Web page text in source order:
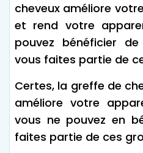
cheveux améliore
et rend votre
pouvez bénéficier
vous faites partie de
Certes, la greffe de
améliore votre
vous ne pouvez en
faites partie de ces